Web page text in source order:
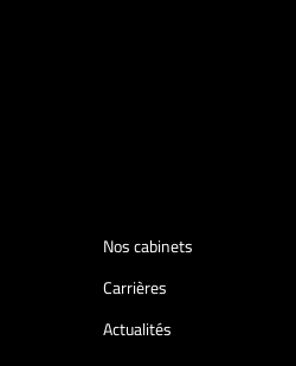
Nos cabinets
Carrières
Actualités